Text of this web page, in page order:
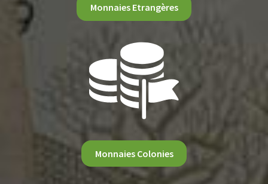
Monnaies Etrangères
Monnaies Colonies